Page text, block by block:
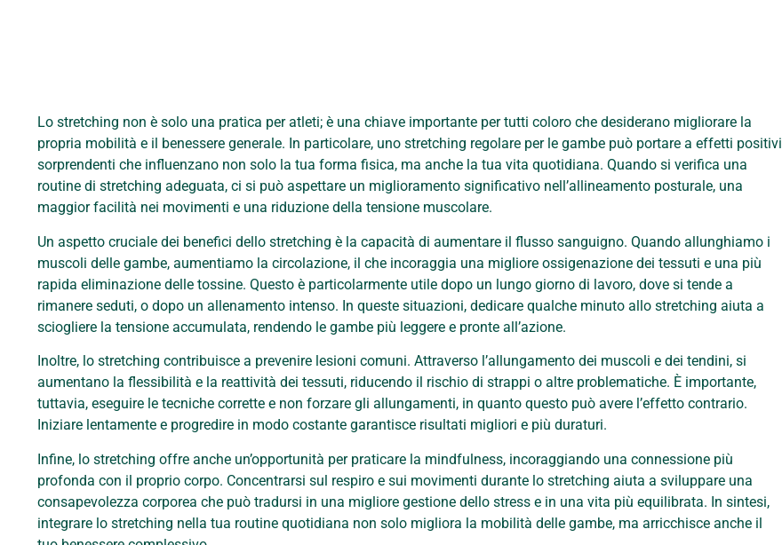
Lo stretching non è solo una pratica per atleti; è una chiave importante per tutti coloro che desiderano migliorare la
propria mobilità e il benessere generale. In particolare, uno stretching regolare per le gambe può portare a effetti positivi
sorprendenti che influenzano non solo la tua forma fisica, ma anche la tua vita quotidiana. Quando si verifica una
routine di stretching adeguata, ci si può aspettare un miglioramento significativo nell’allineamento posturale, una
maggior facilità nei movimenti e una riduzione della tensione muscolare.
Un aspetto cruciale dei benefici dello stretching è la capacità di aumentare il flusso sanguigno. Quando allunghiamo i
muscoli delle gambe, aumentiamo la circolazione, il che incoraggia una migliore ossigenazione dei tessuti e una più
rapida eliminazione delle tossine. Questo è particolarmente utile dopo un lungo giorno di lavoro, dove si tende a
rimanere seduti, o dopo un allenamento intenso. In queste situazioni, dedicare qualche minuto allo stretching aiuta a
sciogliere la tensione accumulata, rendendo le gambe più leggere e pronte all’azione.
Inoltre, lo stretching contribuisce a prevenire lesioni comuni. Attraverso l’allungamento dei muscoli e dei tendini, si
aumentano la flessibilità e la reattività dei tessuti, riducendo il rischio di strappi o altre problematiche. È importante,
tuttavia, eseguire le tecniche corrette e non forzare gli allungamenti, in quanto questo può avere l’effetto contrario.
Iniziare lentamente e progredire in modo costante garantisce risultati migliori e più duraturi.
Infine, lo stretching offre anche un’opportunità per praticare la mindfulness, incoraggiando una connessione più
profonda con il proprio corpo. Concentrarsi sul respiro e sui movimenti durante lo stretching aiuta a sviluppare una
consapevolezza corporea che può tradursi in una migliore gestione dello stress e in una vita più equilibrata. In sintesi,
integrare lo stretching nella tua routine quotidiana non solo migliora la mobilità delle gambe, ma arricchisce anche il